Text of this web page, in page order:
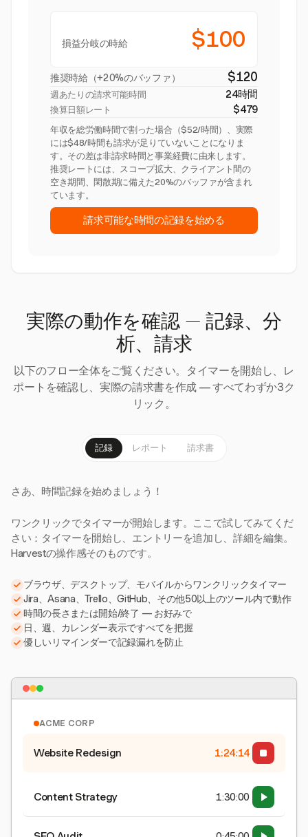
損益分岐の時給 $100
推奨時給（+20%のバッファ） $120
週あたりの請求可能時間 24時間
換算日額レート $479
年収を総労働時間で割った場合（$52/時間）、実際
には$48/時間も請求が足りていないことになりま
す。その差は非請求時間と事業経費に由来します。
推奨レートには、スコープ拡大、クライアント間の
空き期間、閑散期に備えた20%のバッファが含まれ
ています。
請求可能な時間の記録を始める
実際の動作を確認 — 記録、分
析、請求
以下のフロー全体をご覧ください。タイマーを開始し、レ
ポートを確認し、実際の請求書を作成 — すべてわずか3ク
リック。
記録 レポート 請求書
さあ、時間記録を始めましょう！
ワンクリックでタイマーが開始します。ここで試してみてくだ
さい：タイマーを開始し、エントリーを追加し、詳細を編集。
Harvestの操作感そのものです。
ブラウザ、デスクトップ、モバイルからワンクリックタイマー
Jira、Asana、Trello、GitHub、その他50以上のツール内で動作
時間の長さまたは開始/終了 — お好みで
日、週、カレンダー表示ですべてを把握
優しいリマインダーで記録漏れを防止
ACME CORP
Website Redesign 1:24:15
Content Strategy 1:30:00